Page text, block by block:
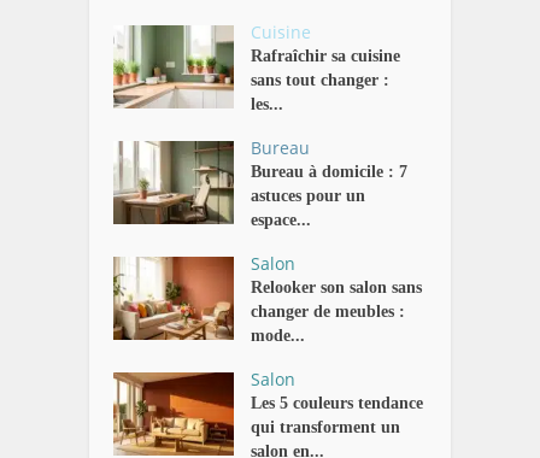
Cuisine
Rafraîchir sa cuisine
sans tout changer :
les...
Bureau
Bureau à domicile : 7
astuces pour un
espace...
Salon
Relooker son salon sans
changer de meubles :
mode...
Salon
Les 5 couleurs tendance
qui transforment un
salon en...